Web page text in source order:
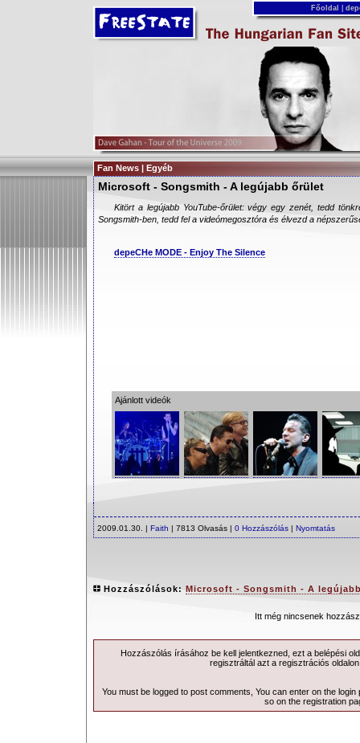
Főoldal
Fan News | Egyéb
Microsoft - Songsmith - A legújabb őrület
Kitört a legújabb YouTube-őrület: végy egy zenét, tedd
Songsmith-ben, tedd fel a videómegosztóra és élvezd a
depeCHe MODE - Enjoy The Silence
Ajánlott videók
2009.01.30. | Faith | 7813 Olvasás | 0 Hozzászólás | Nyomtatás
Hozzászólások: Microsoft - Songsmith - A
Itt még nincsenek
Hozzászólás írásához be kell jelentkezned, ezt a belépési
regisztráltál azt a regisztrációs
You must be logged to post comments, You can enter on the login
so on the registration